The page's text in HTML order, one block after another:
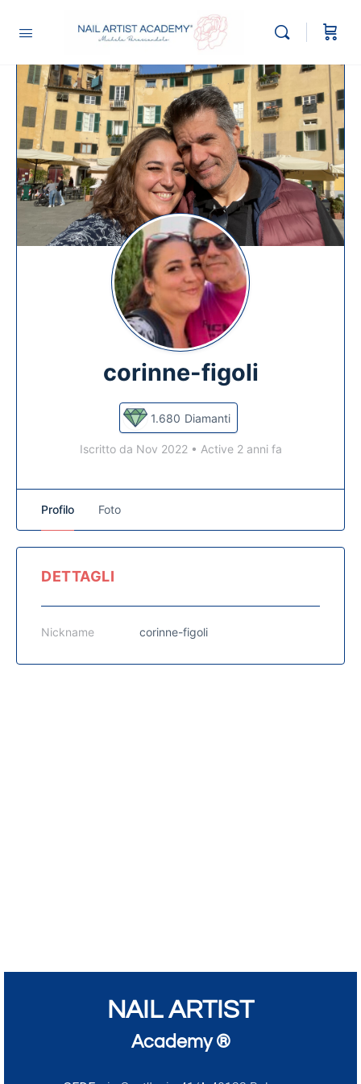
corinne-figoli
1.680 Diamanti
Iscritto da Nov 2022 • Active 2 anni fa
Profilo Foto
DETTAGLI
Nickname corinne-figoli
NAIL ARTIST
Academy ®